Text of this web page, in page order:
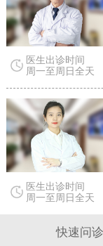
医生出诊时间
周一至周日全天
医生出诊时间
周一至周日全天
快速问